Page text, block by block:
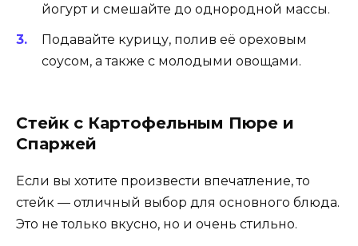
йогурт и смешайте до однородной массы.
Подавайте курицу, полив её ореховым
соусом, а также с молодыми овощами.
Стейк с Картофельным Пюре и
Спаржей
Если вы хотите произвести впечатление, то
стейк — отличный выбор для основного блюда.
Это не только вкусно, но и очень стильно.